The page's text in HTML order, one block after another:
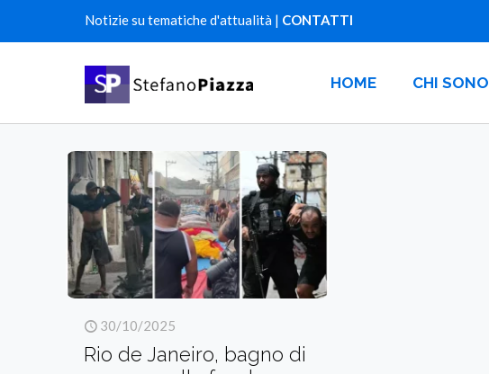
Notizie su tematiche d'attualità | CONTATTI
HOME CHI SONO
30/10/2025
Rio de Janeiro, bagno di